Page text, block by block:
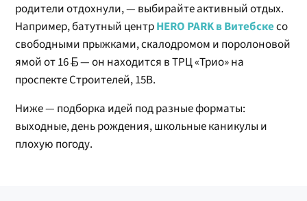
родители отдохнули, — выбирайте активный отдых.
Например, батутный центрHERO PARK в Витебскесо
свободными прыжками, скалодромом и поролоновой
ямой от 16 — он находится в ТРЦ «Трио» на
проспекте Строителей, 15В.
Ниже — подборка идей под разные форматы:
выходные, день рождения, школьные каникулы и
плохую погоду.